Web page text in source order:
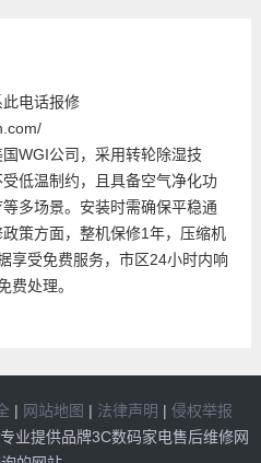
电话报修
WGI公司，采用转轮除湿技
低温制约，且具备空气净化功
多场景。安装时需确保平稳通
策方面，整机保修1年，压缩机
享受免费服务，市区24小时内响
费处理。
| 网站地图 | 法律声明 | 侵权举报
业提供品牌3C数码家电售后维修网